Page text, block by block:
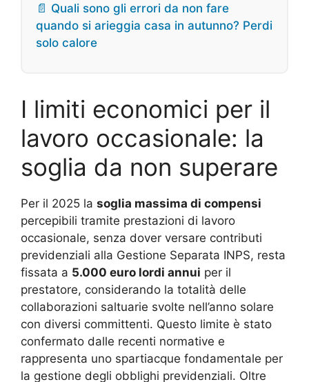
📄 Quali sono gli errori da non fare
quando si arieggia casa in autunno? Perdi
solo calore
I limiti economici per il
lavoro occasionale: la
soglia da non superare
Per il 2025 la soglia massima di compensi
percepibili tramite prestazioni di lavoro
occasionale, senza dover versare contributi
previdenziali alla Gestione Separata INPS, resta
fissata a 5.000 euro lordi annui per il
prestatore, considerando la totalità delle
collaborazioni saltuarie svolte nell’anno solare
con diversi committenti. Questo limite è stato
confermato dalle recenti normative e
rappresenta uno spartiacque fondamentale per
la gestione degli obblighi previdenziali. Oltre